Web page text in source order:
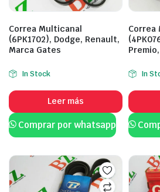
Correa Multicanal
(6PK1702), Dodge, Renault,
Marca Gates
In Stock
Leer más
Comprar por whatsapp
Correa
In